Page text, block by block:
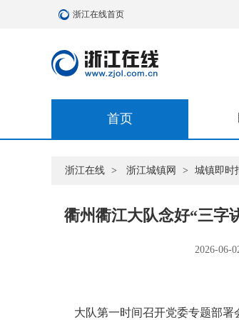
浙江在线首页
首页
浙江在线 > 浙江城镇网 > 城镇即时
衢州衢江大队念好“三字
2026-06-
大队第一时间召开党委专题部署会